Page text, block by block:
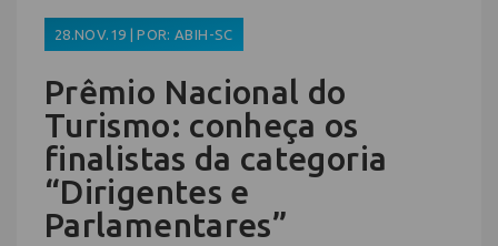
28.NOV.19 | POR: ABIH-SC
Prêmio Nacional do
Turismo: conheça os
finalistas da categoria
“Dirigentes e
Parlamentares”